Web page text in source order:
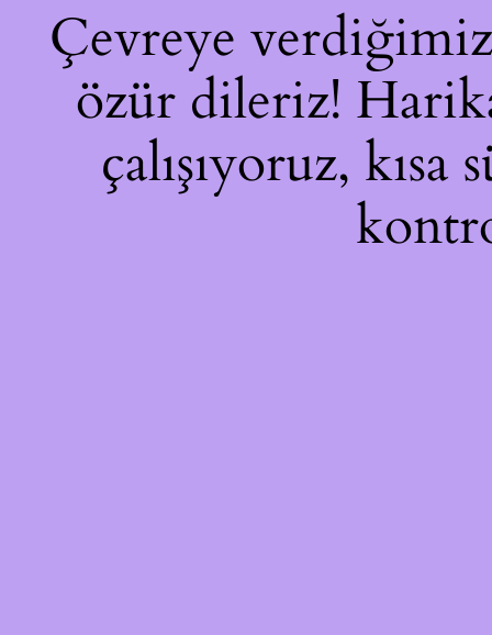
Çevreye verdiğimiz
özür dileriz!
çalışıyoruz,